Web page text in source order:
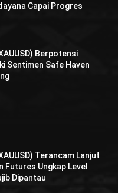
Capai Progres
Berpotensi
Sentimen Safe Haven
Terancam Lanjut
Futures Ungkap Level
Dipantau